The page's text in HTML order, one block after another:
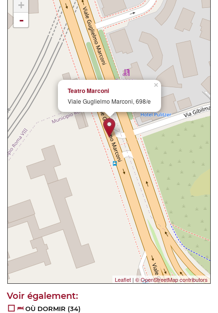
×
Teatro Marconi
Viale Guglielmo Marconi, 698/e
+
-
Leaflet | © OpenStreetMap contributors
OÙ DORMIR (34)